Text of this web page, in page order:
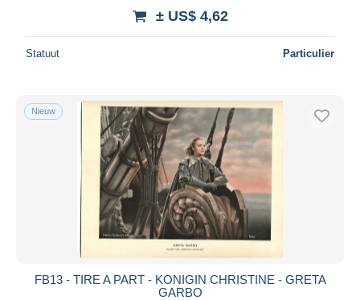
± US$ 4,62
Statuut Particulier
Nieuw
FB13 - TIRE A PART - KONIGIN CHRISTINE - GRETA
GARBO